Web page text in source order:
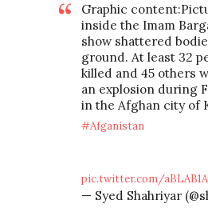
Graphic
inside the Imam
show shattered
ground. At least 32
killed and 45 others
an explosion during
in the Afghan city of
#Afganistan
pic.twitter.com/
— Syed Shahriyar